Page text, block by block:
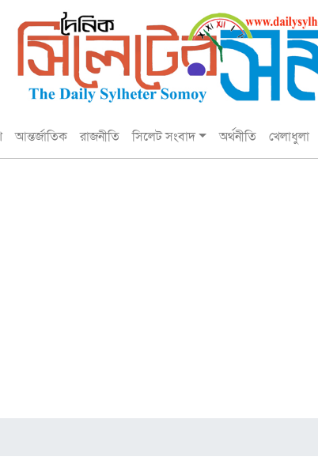
আন্তর্জাতিক রাজনীতি সিলেট সংবাদ অর্থনীতি খেলাধুলা